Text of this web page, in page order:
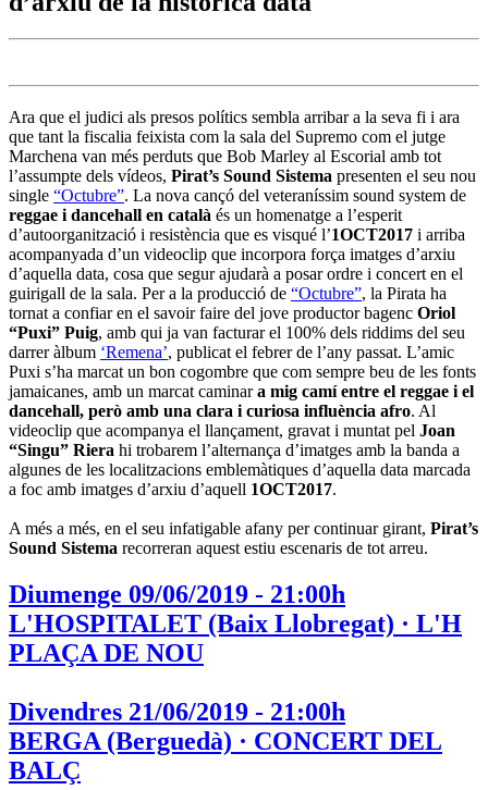
Ara que el judici als presos polítics sembla arribar a la seva fi i ara
que tant la fiscalia feixista com la sala del Supremo com el jutge
Marchena van més perduts que Bob Marley al Escorial amb tot
l’assumpte dels vídeos, Pirat’s Sound Sistema presenten el seu nou
single “Octubre”. La nova cançó del veteraníssim sound system de
reggae i dancehall en català és un homenatge a l’esperit
d’autoorganització i resistència que es visqué l’1OCT2017 i arriba
acompanyada d’un videoclip que incorpora força imatges d’arxiu
d’aquella data, cosa que segur ajudarà a posar ordre i concert en el
guirigall de la sala. Per a la producció de “Octubre”, la Pirata ha
tornat a confiar en el savoir faire del jove productor bagenc Oriol
“Puxi” Puig, amb qui ja van facturar el 100% dels riddims del seu
darrer àlbum ‘Remena’, publicat el febrer de l’any passat. L’amic
Puxi s’ha marcat un bon cogombre que com sempre beu de les fonts
jamaicanes, amb un marcat caminara mig camí entre el reggae i el
dancehall, però amb una clara i curiosa influència afro. Al
videoclip que acompanya el llançament, gravat i muntat pel Joan
“Singu” Riera hi trobarem l’alternança d’imatges amb la banda a
algunes de les localitzacions emblemàtiques d’aquella data marcada
a foc amb imatges d’arxiu d’aquell 1OCT2017.
A més a més, en el seu infatigable afany per continuar girant, Pirat’s
Sound Sistema recorreran aquest estiu escenaris de tot arreu.
Diumenge 09/06/2019 - 21:00h
L'HOSPITALET (Baix Llobregat) · L'H
PLAÇA DE NOU
Divendres 21/06/2019 - 21:00h
BERGA (Berguedà) · CONCERT DEL
BALÇ